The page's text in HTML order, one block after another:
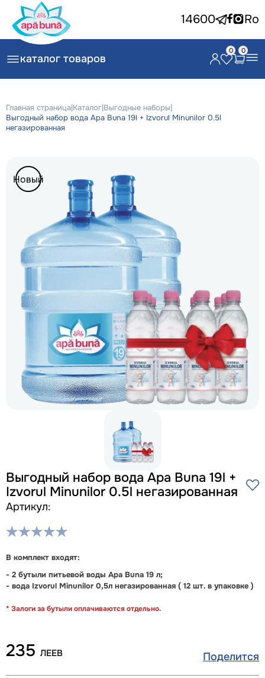
14600 Ro
каталог товаров
0 0
Главная страница|Каталог|Выгодные наборы|
Выгодный набор вода Apa Buna 19l + Izvorul Minunilor 0.5l
негазированная
Новый
Выгодный набор вода Apa Buna 19l +
Izvorul Minunilor 0.5l негазированная
Артикул:
В комплект входят:
- 2 бутыли питьевой воды Apa Buna 19 л;
- вода Izvorul Minunilor 0,5л негазированная ( 12 шт. в упаковке )
* Залоги за бутыли оплачиваются отдельно.
235 ЛЕЕВ Поделится